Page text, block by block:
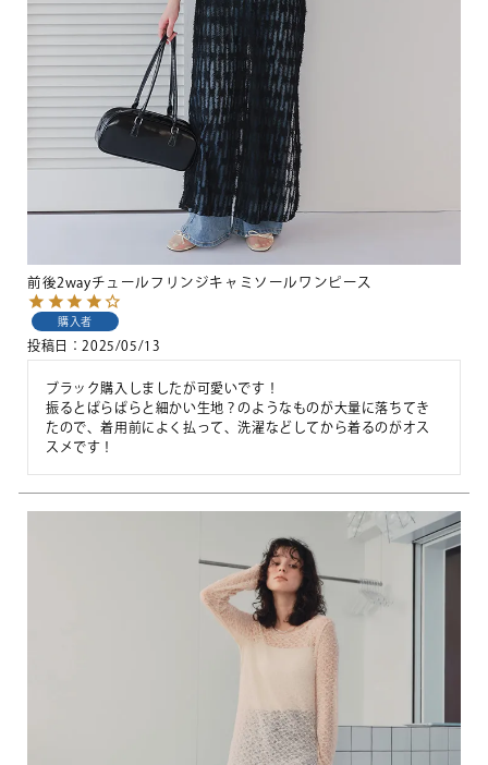
前後2wayチュールフリンジキャミソールワンピース
購入者
投稿日 2025/05/13
ブラック購入しましたが可愛いです！
振るとぱらぱらと細かい生地？のようなものが大量に落ちてき
たので、着用前によく払って、洗濯などしてから着るのがオス
スメです！